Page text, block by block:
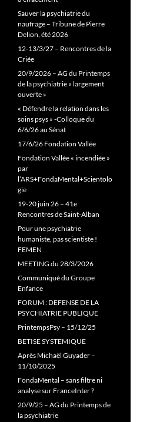
Sauver la psychiatrie du
naufrage – Tribune de Pierre
Delion, été 2026
12-13/3/27 – Rencontres de la
Criée
20/9/2026 – AG du Printemps
de la psychiatrie « largement
ouverte »
« Défendre la relation dans les
soins psys » -Colloque du
6/6/26 au Sénat
17/6/26 Fondation Vallée
Fondation Vallée « incendiée »
par
l’ARS+FondaMental+Scientolo
gie
19-20 juin 26 – 41e
Rencontres de Saint-Alban
Pour une psychiatrie
humaniste, pas scientiste !
FEMEN
MEETING du 28/3/2026
Communiqué du Groupe
Enfance
FORUM : DEFENSE DE LA
PSYCHIATRIE PUBLIQUE
PrintempsPsy – 15/12/25
BETISE SYSTEMIQUE
Après Michaël Guyader –
11/10/2025
FondaMental – sans filtre ni
analyse sur FranceInter ?
20/9/25 – AG du Printemps de
la psychiatrie